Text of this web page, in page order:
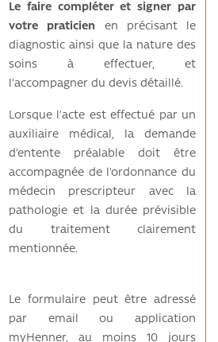
Le faire compléter et signer par
votre praticien en précisant le
diagnostic ainsi que la nature des
soins à effectuer, et
l'accompagner du devis détaillé.
Lorsque l’acte est effectué par un
auxiliaire médical, la demande
d’entente préalable doit être
accompagnée de l’ordonnance du
médecin prescripteur avec la
pathologie et la durée prévisible
du traitement clairement
mentionnée.
Le formulaire peut être adressé
par email ou application
myHenner, au moins 10 jours